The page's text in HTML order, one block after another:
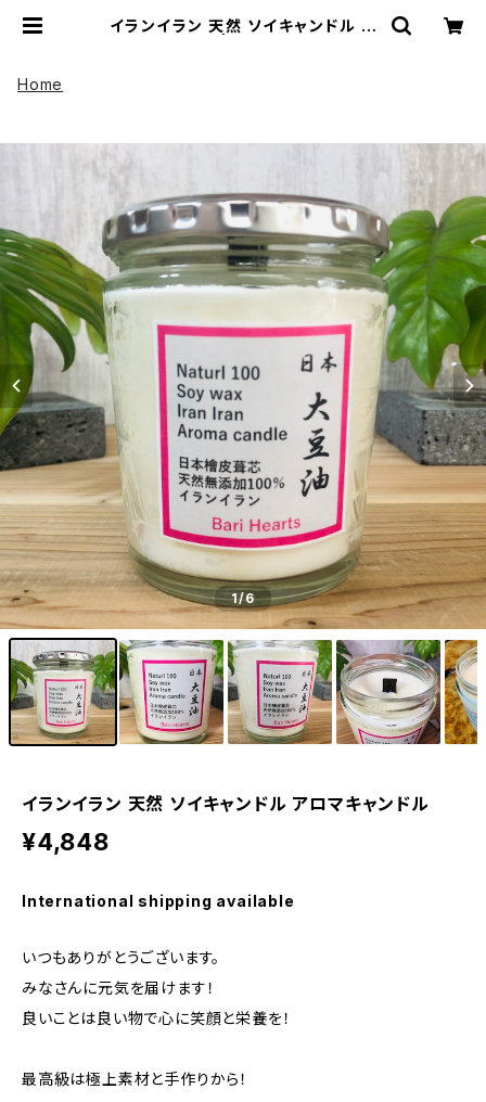
イランイラン 天然 ソイキャンドル ア
Home
1/6
イランイラン 天然 ソイキャンドル アロマキャンドル
¥4,848
International shipping available
いつもありがとうございます。
みなさんに元気を届けます！
良いことは良い物で心に笑顔と栄養を！
最高級は極上素材と手作りから！